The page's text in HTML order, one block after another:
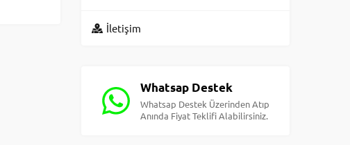
İletişim
Whatsap Destek
Whatsap Destek Üzerinden Atıp
Anında Fiyat Teklifi Alabilirsiniz.